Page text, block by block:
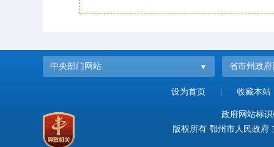
中央部门网站 省市州政府
设为首页 收藏本站
政府网站标
版权所有 鄂州市人民政府